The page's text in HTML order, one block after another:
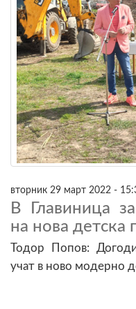
вторник 29 март 2022 -
В Главиница
на нова детска
Тодор Попов:
учат в ново модерно